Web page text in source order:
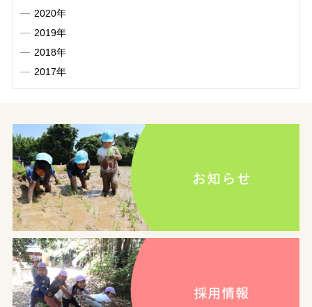
2020年
2019年
2018年
2017年